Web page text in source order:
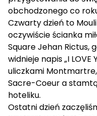
obchodzonego co
Czwarty dzień to
oczywiście ścianka
Square Jehan Rictus,
widnieje napis „I
uliczkami
Sacre-Coeur a
hoteliku.
Ostatni dzień